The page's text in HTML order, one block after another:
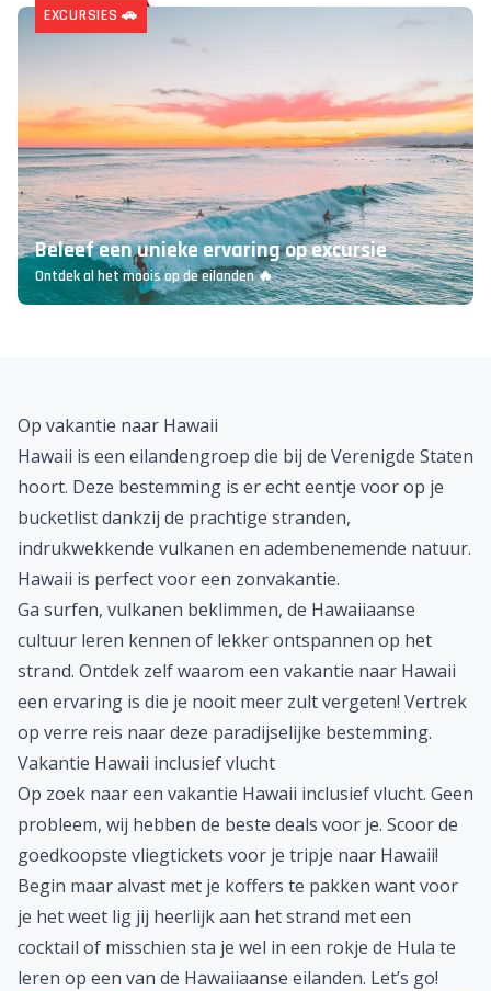
EXCURSIES 🚗
Beleef een unieke ervaring op excursie
Ontdek al het moois op de eilanden 🔥
Op vakantie naar Hawaii
Hawaii is een eilandengroep die bij de Verenigde Staten
hoort. Deze bestemming is er echt eentje voor op je
bucketlist dankzij de prachtige stranden,
indrukwekkende vulkanen en adembenemende natuur.
Hawaii is perfect voor een zonvakantie.
Ga surfen, vulkanen beklimmen, de Hawaiiaanse
cultuur leren kennen of lekker ontspannen op het
strand. Ontdek zelf waarom een vakantie naar Hawaii
een ervaring is die je nooit meer zult vergeten! Vertrek
op verre reis naar deze paradijselijke bestemming.
Vakantie Hawaii inclusief vlucht
Op zoek naar een vakantie Hawaii inclusief vlucht. Geen
probleem, wij hebben de beste deals voor je. Scoor de
goedkoopste vliegtickets voor je tripje naar Hawaii!
Begin maar alvast met je koffers te pakken want voor
je het weet lig jij heerlijk aan het strand met een
cocktail of misschien sta je wel in een rokje de Hula te
leren op een van de Hawaiiaanse eilanden. Let’s go!